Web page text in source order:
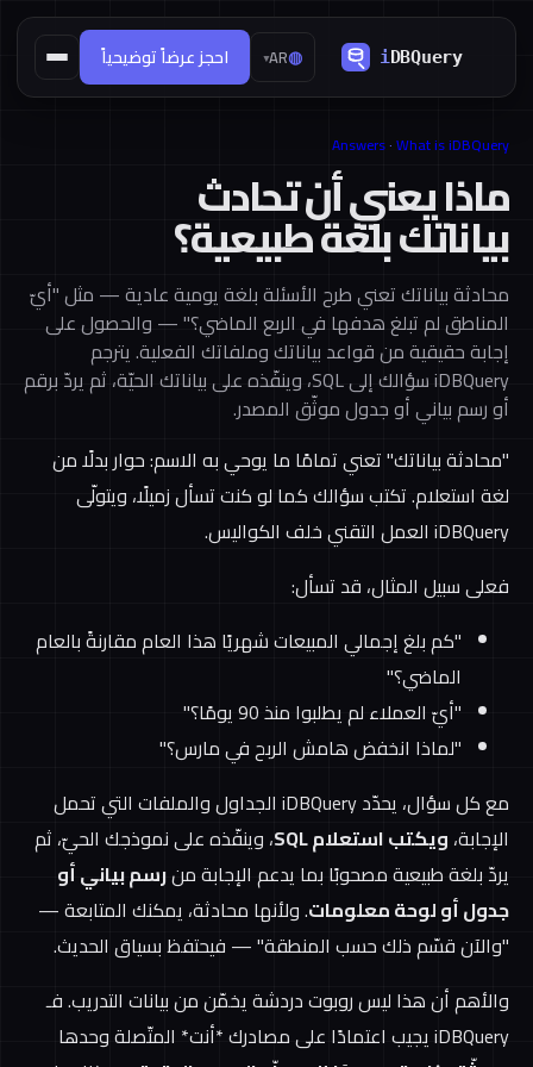
◍
AR
▾ احجز عرضاً توضيحياً
Answers·What is iDBQuery
ماذا يعني أن تحادث
بياناتك بلغة طبيعية؟
محادثة بياناتك تعني طرح الأسئلة بلغة يومية عادية — مثل "أيّ
المناطق لم تبلغ هدفها في الربع الماضي؟" — والحصول على
إجابة حقيقية من قواعد بياناتك وملفاتك الفعلية. يترجم
iDBQuery سؤالك إلى SQL، وينفّذه على بياناتك الحيّة، ثم يردّ برقم
أو رسم بياني أو جدول موثّق المصدر.
"محادثة بياناتك" تعني تمامًا ما يوحي به الاسم: حوار بدلًا من
لغة استعلام. تكتب سؤالك كما لو كنت تسأل زميلًا، ويتولّى
iDBQuery العمل التقني خلف الكواليس.
فعلى سبيل المثال، قد تسأل:
"كم بلغ إجمالي المبيعات شهريًا هذا العام مقارنةً بالعام
الماضي؟"
"أيّ العملاء لم يطلبوا منذ 90 يومًا؟"
"لماذا انخفض هامش الربح في مارس؟"
مع كل سؤال، يحدّد iDBQuery الجداول والملفات التي تحمل
الإجابة، ويكتب استعلام SQL
، وينفّذه على نموذجك الحيّ، ثم
يردّ بلغة طبيعية مصحوبًا بما يدعم الإجابة منرسم بياني أو
جدول أو لوحة معلومات. ولأنها محادثة، يمكنك المتابعة —
"والآن قسّم ذلك حسب المنطقة" — فيحتفظ بسياق الحديث.
والأهم أن هذا ليس روبوت دردشة يخمّن من بيانات التدريب. فـ
iDBQuery يجيب اعتمادًا على مصادرك *أنت* المتّصلة وحدها